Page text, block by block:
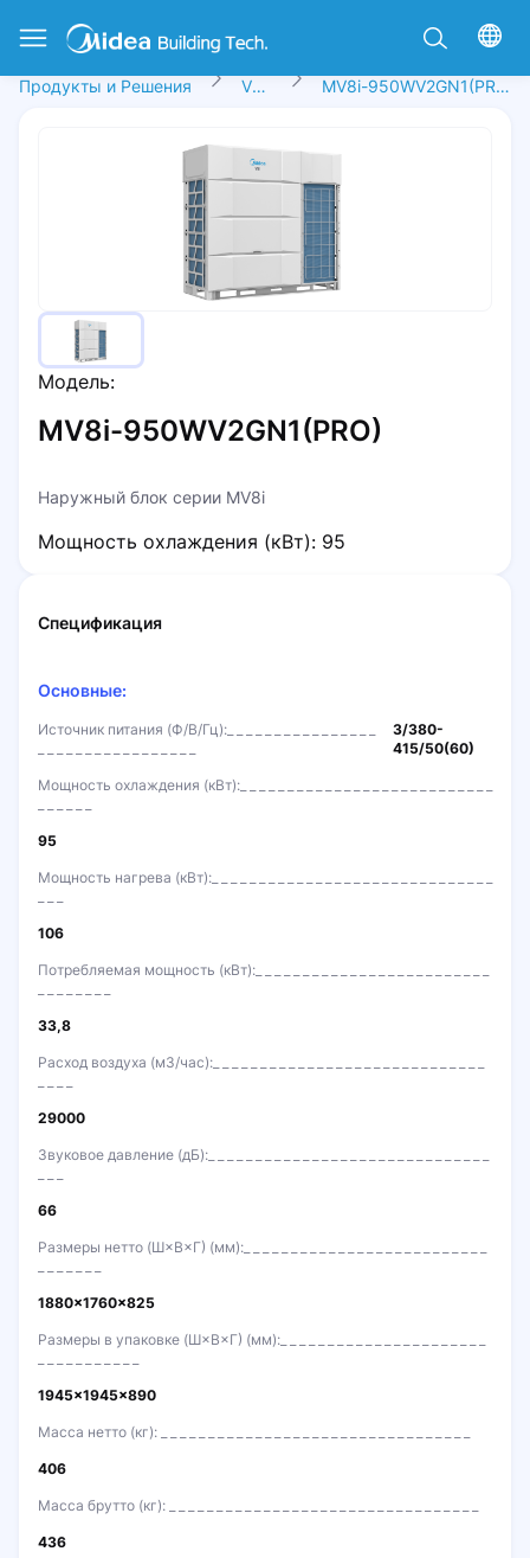
Продукты и Решения VRF MV8i-950WV2GN1(PRO)
Модель:
MV8i-950WV2GN1(PRO)
Наружный блок серии MV8i
Мощность охлаждения (кВт): 95
Спецификация
Основные:
Источник питания (Ф/В/Гц):
3/380-
415/50(60)
Мощность охлаждения (кВт):
95
Мощность нагрева (кВт):
106
Потребляемая мощность (кВт):
33,8
Расход воздуха (м3/час):
29000
Звуковое давление (дБ):
66
Размеры нетто (Ш×В×Г) (мм):
1880×1760×825
Размеры в упаковке (Ш×В×Г) (мм):
1945×1945×890
Масса нетто (кг):
406
Масса брутто (кг):
436